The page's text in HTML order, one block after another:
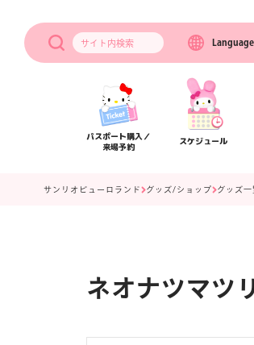
サイト内検索 Language
パスポート購入／
来場予約
スケジュール
サンリオピューロランド グッズ/ショップ グッズ一
ネオナツマツ